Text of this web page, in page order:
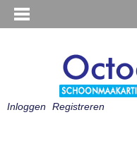
Inloggen Registreren